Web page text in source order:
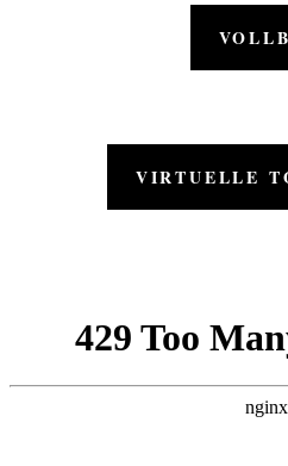
VIRTUELLE